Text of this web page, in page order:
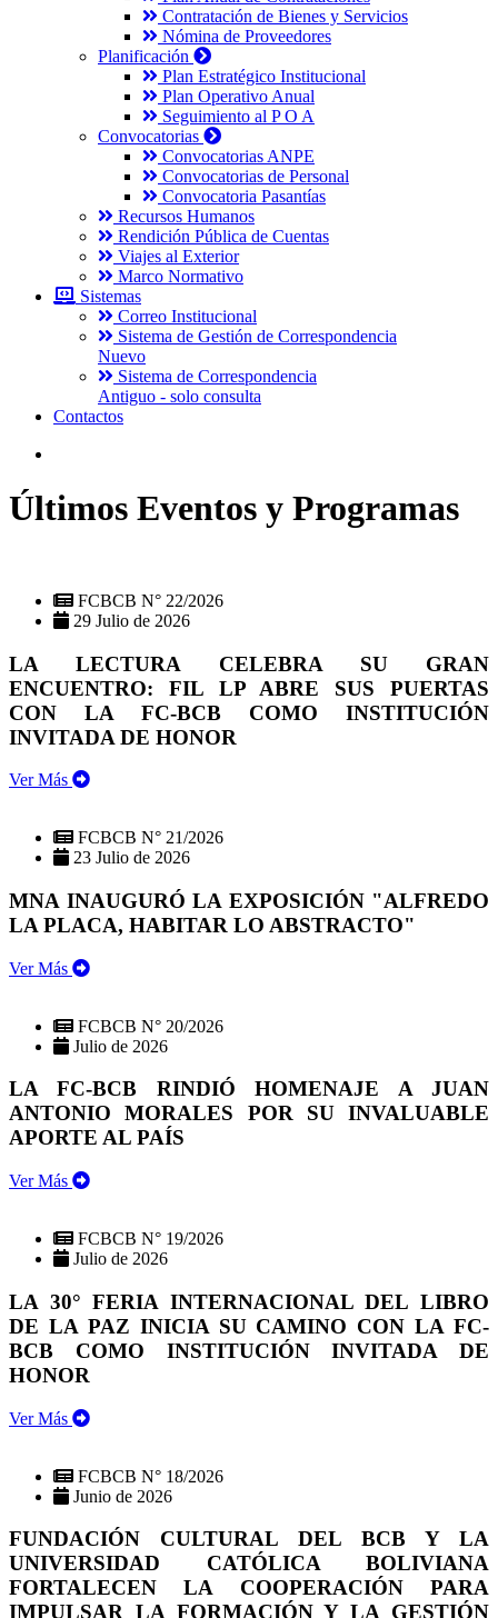
Contratación de Bienes y Servicios
Nómina de Proveedores
Planificación
Plan Estratégico Institucional
Plan Operativo Anual
Seguimiento al P O A
Convocatorias
Convocatorias ANPE
Convocatorias de Personal
Convocatoria Pasantías
Recursos Humanos
Rendición Pública de Cuentas
Viajes al Exterior
Marco Normativo
Sistemas
Correo Institucional
Sistema de Gestión de Correspondencia
Nuevo
Sistema de Correspondencia
Antiguo - solo consulta
Contactos
Últimos Eventos y Programas
FCBCB N° 22/2026
29 Julio de 2026
LA LECTURA CELEBRA SU GRAN
ENCUENTRO: FIL LP ABRE SUS PUERTAS
CON LA FC-BCB COMO INSTITUCIÓN
INVITADA DE HONOR
Ver Más
FCBCB N° 21/2026
23 Julio de 2026
MNA INAUGURÓ LA EXPOSICIÓN "ALFREDO
LA PLACA, HABITAR LO ABSTRACTO"
Ver Más
FCBCB N° 20/2026
Julio de 2026
LA FC-BCB RINDIÓ HOMENAJE A JUAN
ANTONIO MORALES POR SU INVALUABLE
APORTE AL PAÍS
Ver Más
FCBCB N° 19/2026
Julio de 2026
LA 30° FERIA INTERNACIONAL DEL LIBRO
DE LA PAZ INICIA SU CAMINO CON LA FC-
BCB COMO INSTITUCIÓN INVITADA DE
HONOR
Ver Más
FCBCB N° 18/2026
Junio de 2026
FUNDACIÓN CULTURAL DEL BCB Y LA
UNIVERSIDAD CATÓLICA BOLIVIANA
FORTALECEN LA COOPERACIÓN PARA
IMPULSAR LA FORMACIÓN Y LA GESTIÓN